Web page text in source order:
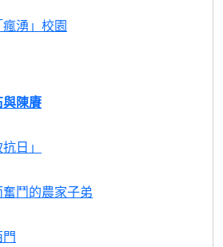
湧」校園
陳賡
日」
鬥的農家子弟